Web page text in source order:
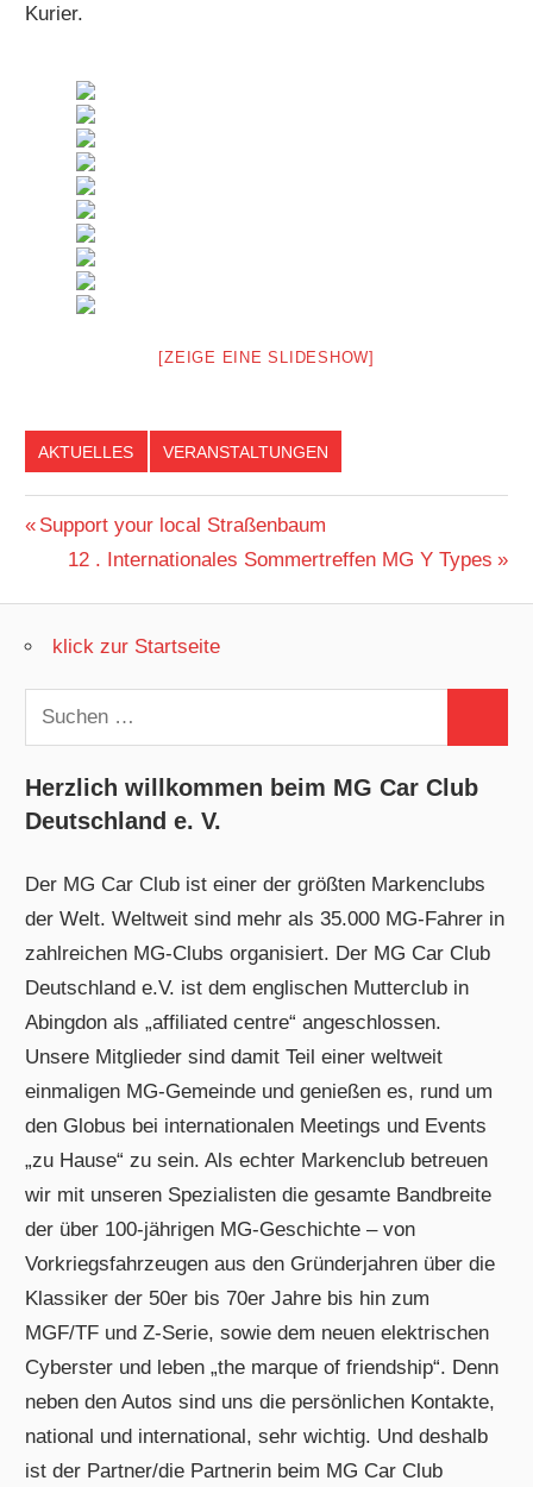
Kurier.
[ZEIGE EINE SLIDESHOW]
AKTUELLES VERANSTALTUNGEN
Beitragsnavigation
Vorheriger
Beitrag:
Support your local Straßenbaum
Nächster
12 . Internationales Sommertreffen MG Y Types
klick zur Startseite
Suchen
nach:
Herzlich willkommen beim MG Car Club
Deutschland e. V.
Der MG Car Club ist einer der größten Markenclubs
der Welt. Weltweit sind mehr als 35.000 MG-Fahrer in
zahlreichen MG-Clubs organisiert. Der MG Car Club
Deutschland e.V. ist dem englischen Mutterclub in
Abingdon als „affiliated centre“ angeschlossen.
Unsere Mitglieder sind damit Teil einer weltweit
einmaligen MG-Gemeinde und genießen es, rund um
den Globus bei internationalen Meetings und Events
„zu Hause“ zu sein. Als echter Markenclub betreuen
wir mit unseren Spezialisten die gesamte Bandbreite
der über 100-jährigen MG-Geschichte – von
Vorkriegsfahrzeugen aus den Gründerjahren über die
Klassiker der 50er bis 70er Jahre bis hin zum
MGF/TF und Z-Serie, sowie dem neuen elektrischen
Cyberster und leben „the marque of friendship“. Denn
neben den Autos sind uns die persönlichen Kontakte,
national und international, sehr wichtig. Und deshalb
ist der Partner/die Partnerin beim MG Car Club